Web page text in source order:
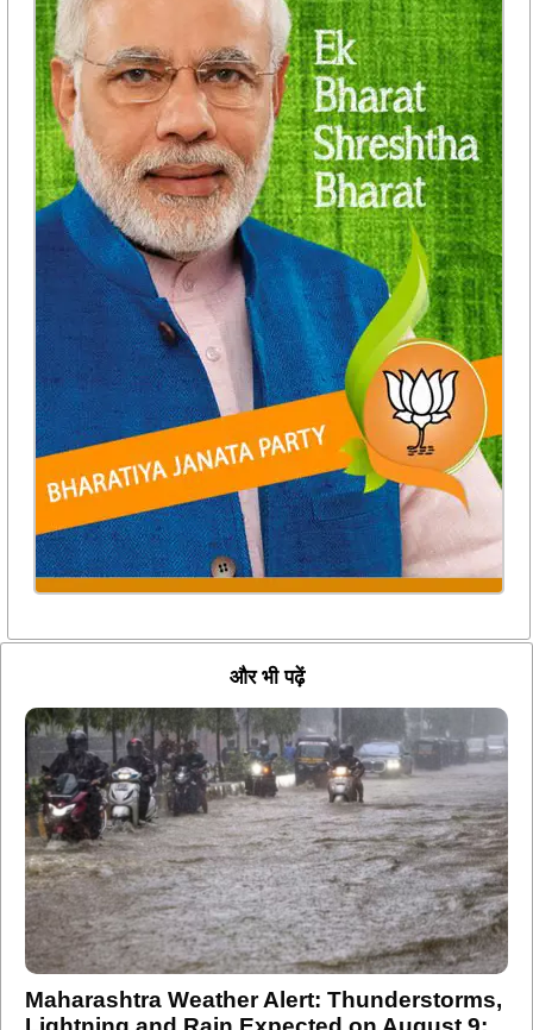
और भी पढ़ें
Maharashtra Weather Alert: Thunderstorms,